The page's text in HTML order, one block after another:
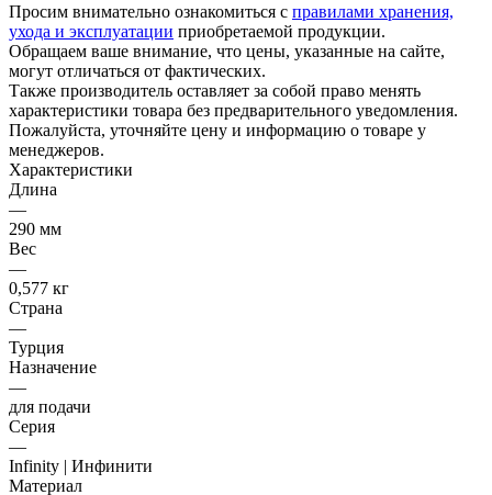
Просим внимательно ознакомиться с правилами хранения,
ухода и эксплуатации приобретаемой продукции.
Обращаем ваше внимание, что цены, указанные на сайте,
могут отличаться от фактических.
Также производитель оставляет за собой право менять
характеристики товара без предварительного уведомления.
Пожалуйста, уточняйте цену и информацию о товаре у
менеджеров.
Характеристики
Длина
—
290 мм
Вес
—
0,577 кг
Страна
—
Турция
Назначение
—
для подачи
Серия
—
Infinity | Инфинити
Материал